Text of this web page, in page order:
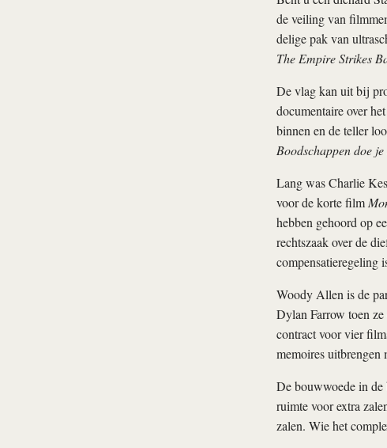
de veiling van
delige pak van
The Empire Strikes
De vlag kan uit bij
documentaire over
binnen en de teller
Boodschappen doe
Lang was Charlie
voor de korte film
hebben gehoord op
rechtszaak over de
compensatieregeling
Woody Allen is de
Dylan Farrow toen
contract voor vier
memoires
De bouwwoede in
ruimte voor extra
zalen. Wie het